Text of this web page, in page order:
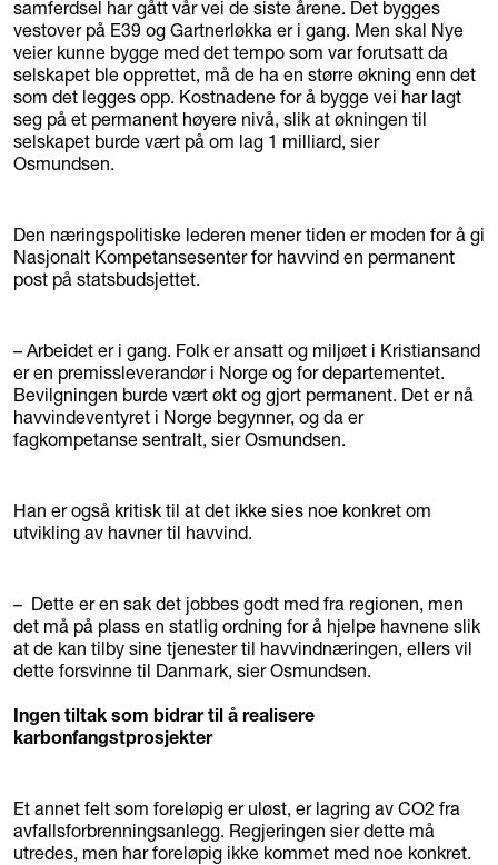
samferdsel har gått vår vei de siste årene. Det bygges
vestover på E39 og Gartnerløkka er i gang. Men skal Nye
veier kunne bygge med det tempo som var forutsatt da
selskapet ble opprettet, må de ha en større økning enn det
som det legges opp. Kostnadene for å bygge vei har lagt
seg på et permanent høyere nivå, slik at økningen til
selskapet burde vært på om lag 1 milliard, sier
Osmundsen.
Den næringspolitiske lederen mener tiden er moden for å gi
Nasjonalt Kompetansesenter for havvind en permanent
post på statsbudsjettet.
– Arbeidet er i gang. Folk er ansatt og miljøet i Kristiansand
er en premissleverandør i Norge og for departementet.
Bevilgningen burde vært økt og gjort permanent. Det er nå
havvindeventyret i Norge begynner, og da er
fagkompetanse sentralt, sier Osmundsen.
Han er også kritisk til at det ikke sies noe konkret om
utvikling av havner til havvind.
– Dette er en sak det jobbes godt med fra regionen, men
det må på plass en statlig ordning for å hjelpe havnene slik
at de kan tilby sine tjenester til havvindnæringen, ellers vil
dette forsvinne til Danmark, sier Osmundsen.
Ingen tiltak som bidrar til å realisere
karbonfangstprosjekter
Et annet felt som foreløpig er uløst, er lagring av CO2 fra
avfallsforbrenningsanlegg. Regjeringen sier dette må
utredes, men har foreløpig ikke kommet med noe konkret.